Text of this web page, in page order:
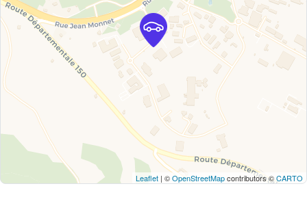
Leaflet | ©OpenStreetMapcontributors ©CARTO